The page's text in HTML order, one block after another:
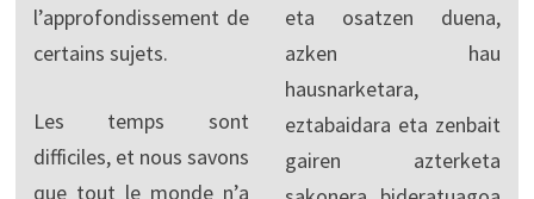
l’approfondissement de
certains sujets.
Les temps sont
difficiles, et nous savons
que tout le monde n’a
eta osatzen duena,
azken hau
hausnarketara,
eztabaidara eta zenbait
gairen azterketa